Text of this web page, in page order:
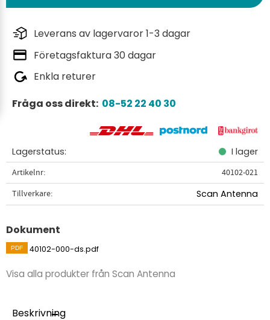
Leverans av lagervaror 1-3 dagar
Företagsfaktura 30 dagar
Enkla returer
Fråga oss direkt: 08-52 22 40 30
Lagerstatus I lager
Artikelnr
40102-021
Tillverkare
Scan Antenna
Dokument
40102-000-ds.pdf
Visa alla produkter från Scan Antenna
Beskrivning